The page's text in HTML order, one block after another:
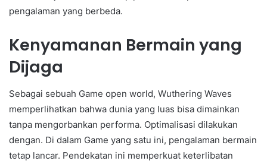
pengalaman yang berbeda.
Kenyamanan Bermain yang
Dijaga
Sebagai sebuah Game open world, Wuthering Waves
memperlihatkan bahwa dunia yang luas bisa dimainkan
tanpa mengorbankan performa. Optimalisasi dilakukan
dengan. Di dalam Game yang satu ini, pengalaman bermain
tetap lancar. Pendekatan ini memperkuat keterlibatan